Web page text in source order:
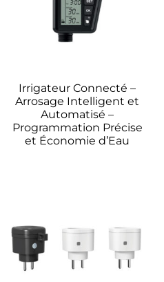
Irrigateur Connecté –
Arrosage Intelligent et
Automatisé –
Programmation Précise
et Économie d’Eau